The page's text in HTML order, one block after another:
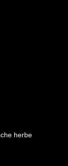
herbe